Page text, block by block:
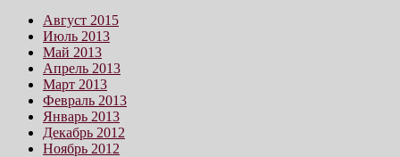
Август 2015
Июль 2013
Май 2013
Апрель 2013
Март 2013
Февраль 2013
Январь 2013
Декабрь 2012
Ноябрь 2012